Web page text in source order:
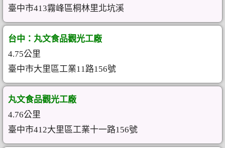
臺中市413霧峰區桐林里北坑溪
台中：丸文食品觀光工廠
4.75公里
臺中市大里區工業11路156號
丸文食品觀光工廠
4.76公里
臺中市412大里區工業十一路156號